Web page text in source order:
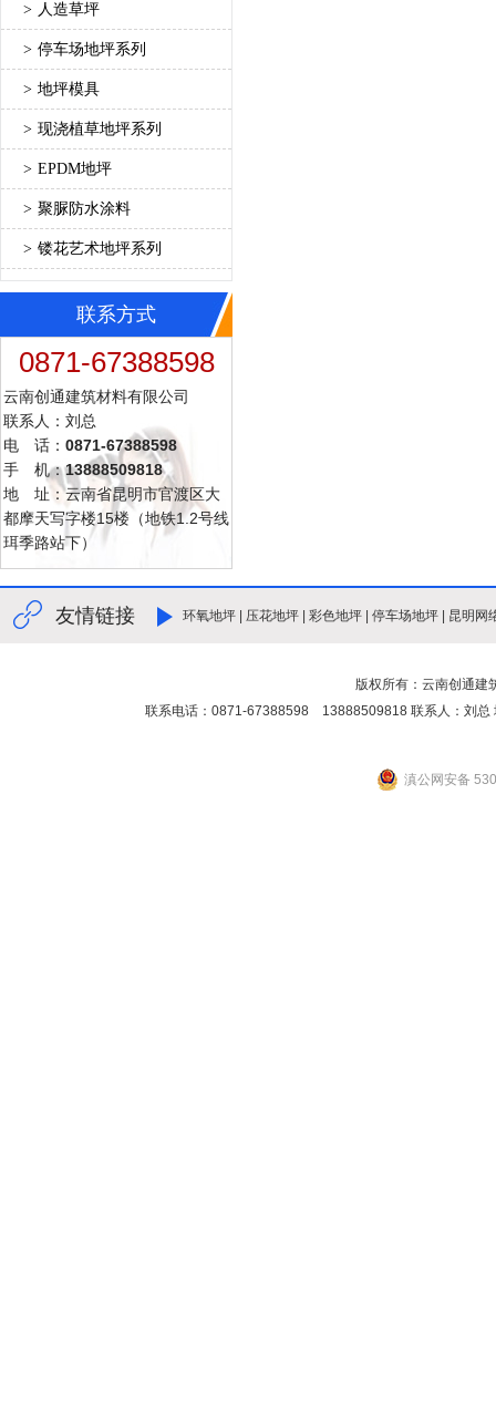
> 人造草坪
> 停车场地坪系列
> 地坪模具
> 现浇植草地坪系列
> EPDM地坪
> 聚脲防水涂料
> 镂花艺术地坪系列
联系方式
0871-67388598
云南创通建筑材料有限公司
联系人：刘总
电 话： 0871-67388598
手 机：13888509818
地 址：云南省昆明市官渡区大
都摩天写字楼15楼（地铁1.2号线
珥季路站下）
友情链接 环氧地坪 压花地坪 彩色地坪 停车场地坪 昆明网
版权所有：云南创通建
联系电话：0871-67388598 13888509818 联系人：刘总
滇公网安备